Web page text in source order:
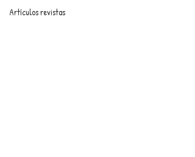
Artículos revistas